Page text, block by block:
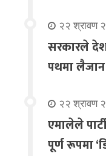
२२ श्रावण
सरकारले
पथमा
२२ श्रावण
एमालेले
पूर्ण रूपमा